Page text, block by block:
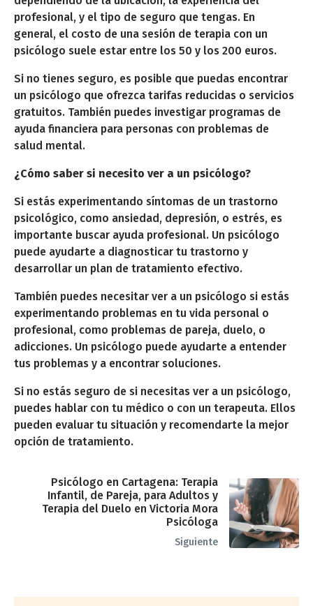
profesional, y el tipo de seguro que tengas. En
general, el costo de una sesión de terapia con un
psicólogo suele estar entre los 50 y los 200 euros.
Si no tienes seguro, es posible que puedas encontrar
un psicólogo que ofrezca tarifas reducidas o servicios
gratuitos. También puedes investigar programas de
ayuda financiera para personas con problemas de
salud mental.
¿Cómo saber si necesito ver a un psicólogo?
Si estás experimentando síntomas de un trastorno
psicológico, como ansiedad, depresión, o estrés, es
importante buscar ayuda profesional. Un psicólogo
puede ayudarte a diagnosticar tu trastorno y
desarrollar un plan de tratamiento efectivo.
También puedes necesitar ver a un psicólogo si estás
experimentando problemas en tu vida personal o
profesional, como problemas de pareja, duelo, o
adicciones. Un psicólogo puede ayudarte a entender
tus problemas y a encontrar soluciones.
Si no estás seguro de si necesitas ver a un psicólogo,
puedes hablar con tu médico o con un terapeuta. Ellos
pueden evaluar tu situación y recomendarte la mejor
opción de tratamiento.
Psicólogo en Cartagena: Terapia
Infantil, de Pareja, para Adultos y
Terapia del Duelo en Victoria Mora
Psicóloga
Siguiente